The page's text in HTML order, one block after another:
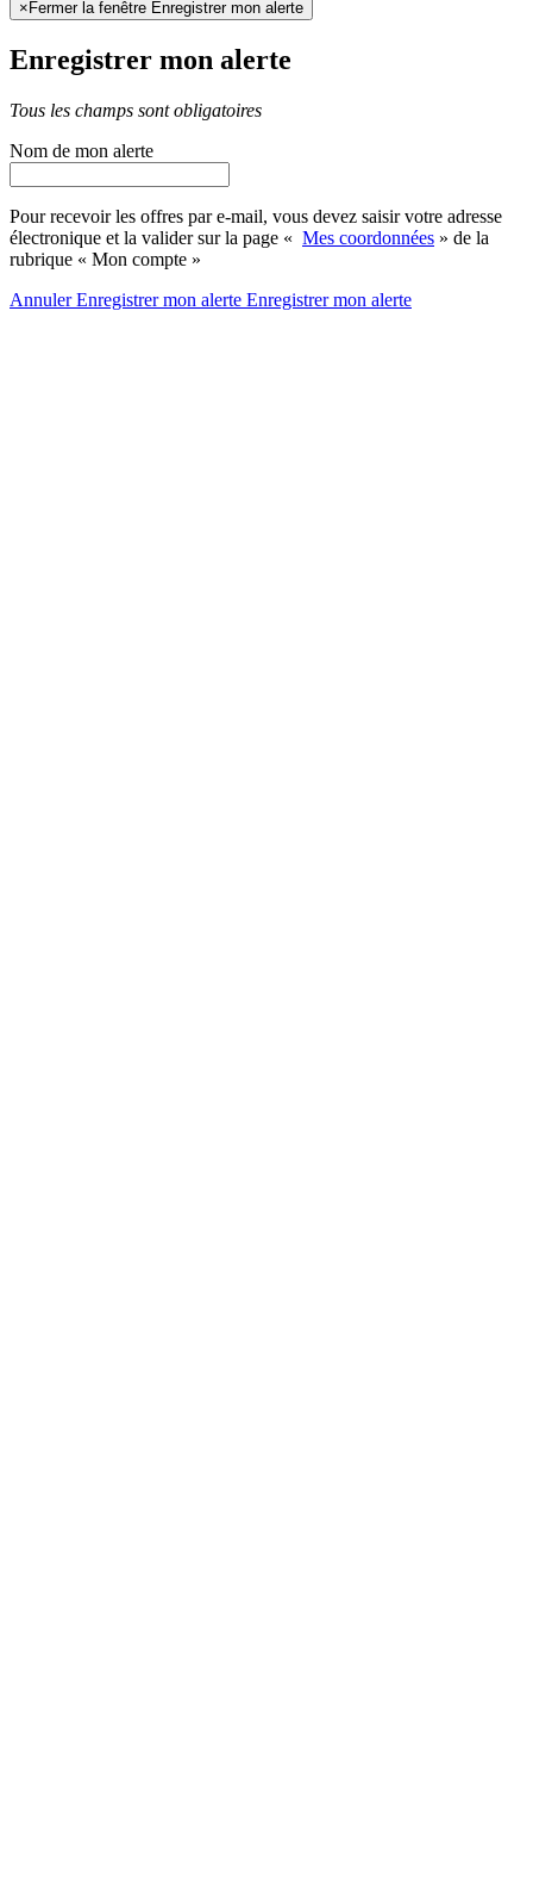
× Fermer la fenêtre Enregistrer mon alerte
Enregistrer mon alerte
Tous les champs sont obligatoires
Nom de mon alerte
Pour recevoir les offres par e-mail, vous devez saisir votre adresse
électronique et la valider sur la page « Mes coordonnées » de la
rubrique « Mon compte »
AnnulerEnregistrer mon alerte Enregistrermon alerte